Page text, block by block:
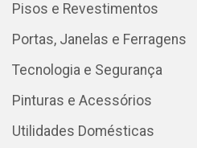
Pisos e Revestimentos
Portas, Janelas e Ferragens
Tecnologia e Segurança
Pinturas e Acessórios
Utilidades Domésticas